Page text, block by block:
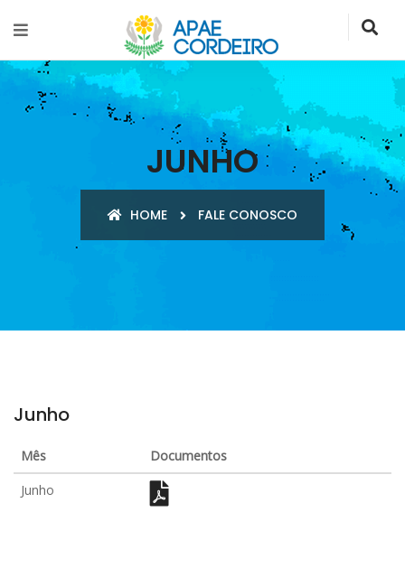
JUNHO
HOME FALE CONOSCO
Junho
Mês
Documentos
Junho